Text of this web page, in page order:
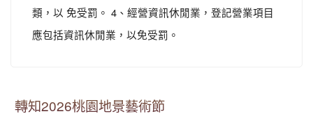
類，以 免受罰。 4、經營資訊休閒業，登記營業項目
應包括資訊休閒業，以免受罰。
轉知2026桃園地景藝術節